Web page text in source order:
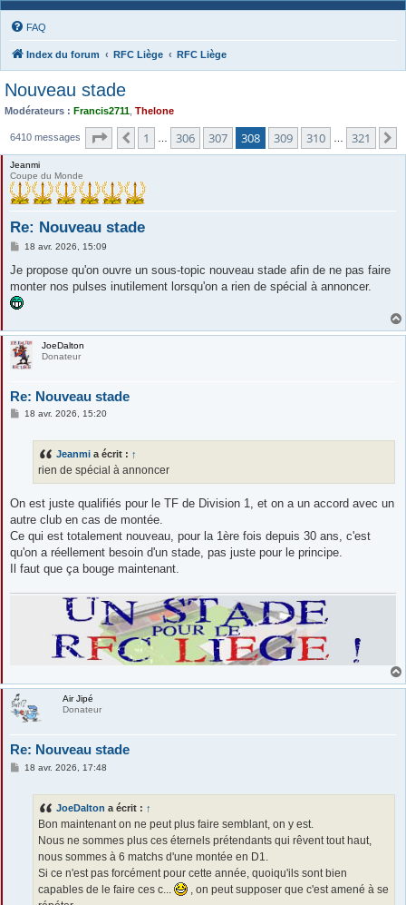
FAQ
Index du forum RFC Liège RFC Liège
Nouveau stade
Modérateurs : Francis2711 Thelone
6410 messages Page 308 sur321
Précédente
1 306 307 308 309 310 321
Jeanmi
Coupe du Monde
Re: Nouveau stade
M
s
a
g
e
18 avr. 2026, 15:09
Je propose qu'on ouvre un sous-topic nouveau stade afin de ne pas faire
monter nos pulses inutilement lorsqu'on a rien de spécial à annoncer.
JoeDalton
Donateur
Re: Nouveau stade
M18 avr. 2026, 15:20
Jeanmi a écrit : ↑
rien de spécial à annoncer
On est juste qualifiés pour le TF de Division 1, et on a un accord avec un
autre club en cas de montée.
Ce qui est totalement nouveau, pour la 1ère fois depuis 30 ans, c'est
qu'on a réellement besoin d'un stade, pas juste pour le principe.
Il faut que ça bouge maintenant.
Air Jipé
Donateur
Re: Nouveau stade
M18 avr. 2026, 17:48
JoeDalton a écrit : ↑
Bon maintenant on ne peut plus faire semblant, on y est.
Nous ne sommes plus ces éternels prétendants qui rêvent tout haut,
nous sommes à 6 matchs d'une montée en D1.
Si ce n'est pas forcément pour cette année, quoiqu'ils sont bien
capables de le faire ces c...
, on peut supposer que c'est amené à se